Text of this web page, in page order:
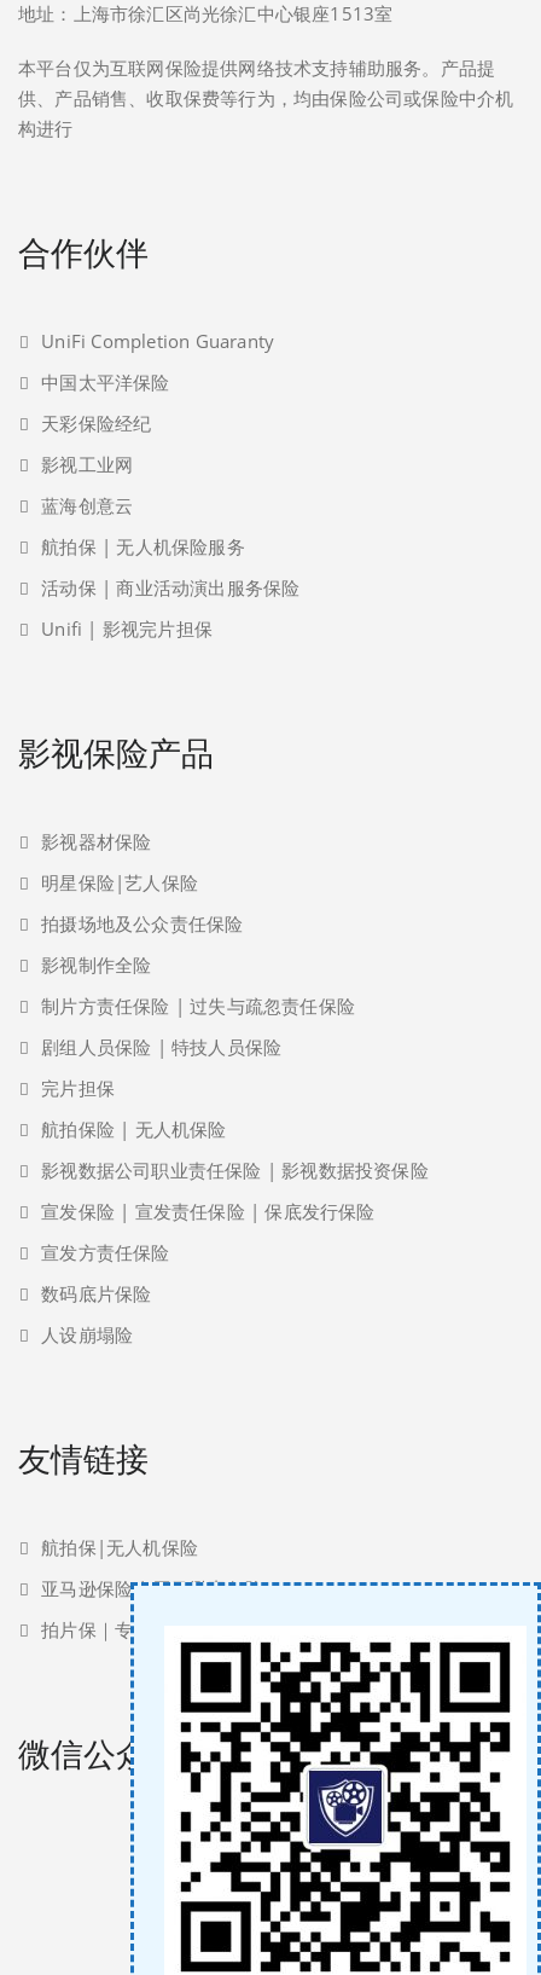
地址：上海市徐汇区尚光徐汇中心银座1513室
本平台仅为互联网保险提供网络技术支持辅助服务。产品提
供、产品销售、收取保费等行为，均由保险公司或保险中介机
构进行
合作伙伴
UniFi Completion Guaranty
中国太平洋保险
天彩保险经纪
影视工业网
蓝海创意云
航拍保 | 无人机保险服务
活动保 | 商业活动演出服务保险
Unifi | 影视完片担保
影视保险产品
影视器材保险
明星保险|艺人保险
拍摄场地及公众责任保险
影视制作全险
制片方责任保险 | 过失与疏忽责任保险
剧组人员保险 | 特技人员保险
完片担保
航拍保险 | 无人机保险
影视数据公司职业责任保险 | 影视数据投资保险
宣发保险 | 宣发责任保险 | 保底发行保险
宣发方责任保险
数码底片保险
人设崩塌险
友情链接
航拍保|无人机保险
亚马逊保险 | 亚马逊责任险
拍片保｜专业影视保险服务商
微信公众号